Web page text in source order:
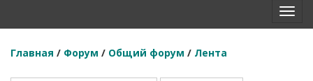
Главная / Форум / Общий форум / Лента